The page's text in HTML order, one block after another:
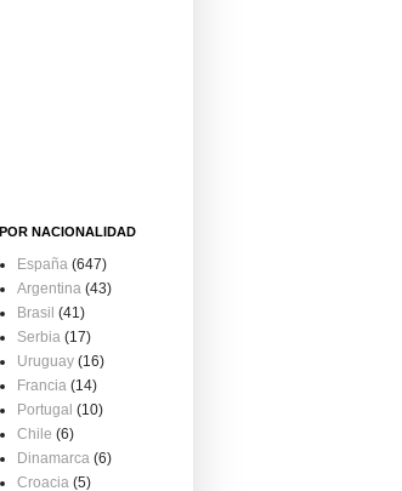
POR NACIONALIDAD
España (647)
Argentina (43)
Brasil (41)
Serbia (17)
Uruguay (16)
Francia (14)
Portugal (10)
Chile (6)
Dinamarca (6)
Croacia (5)